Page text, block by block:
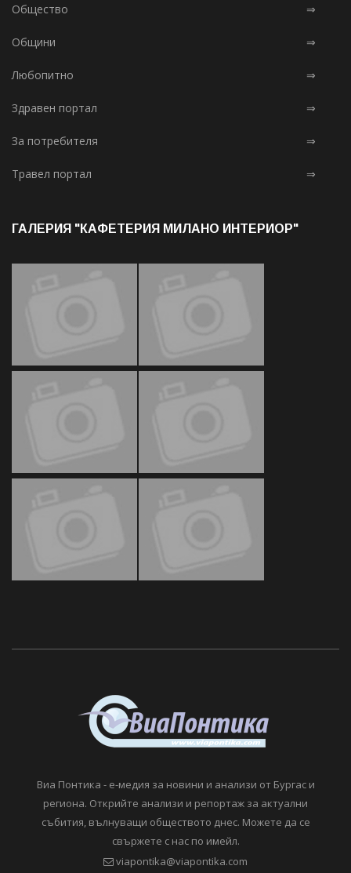
Общество ⇒
Общини ⇒
Любопитно ⇒
Здравен портал ⇒
За потребителя ⇒
Травел портал ⇒
ГАЛЕРИЯ "КАФЕТЕРИЯ МИЛАНО ИНТЕРИОР"
Виа Понтика - е-медия за новини и анализи от Бургас и
региона. Открийте анализи и репортаж за актуални
събития, вълнуващи обществото днес. Можете да се
свържете с нас по имейл.
viapontika@viapontika.com